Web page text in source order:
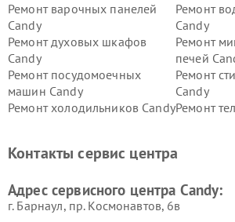
Ремонт варочных панелей
Candy
Ремонт
Candy
Ремонт духовых шкафов
Candy
Ремонт
печей
Ремонт посудомоечных
машин Candy
Ремонт
Candy
Ремонт холодильников CandyРемонт
Контакты сервис центра
Адрес сервисного центра Candy:
г. Барнаул, ​пр. Космонавтов, 6в